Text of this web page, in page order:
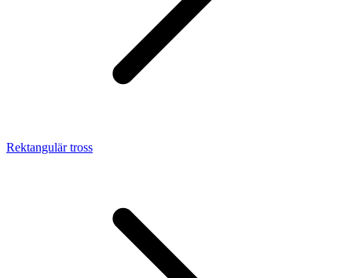
Rektangulär tross